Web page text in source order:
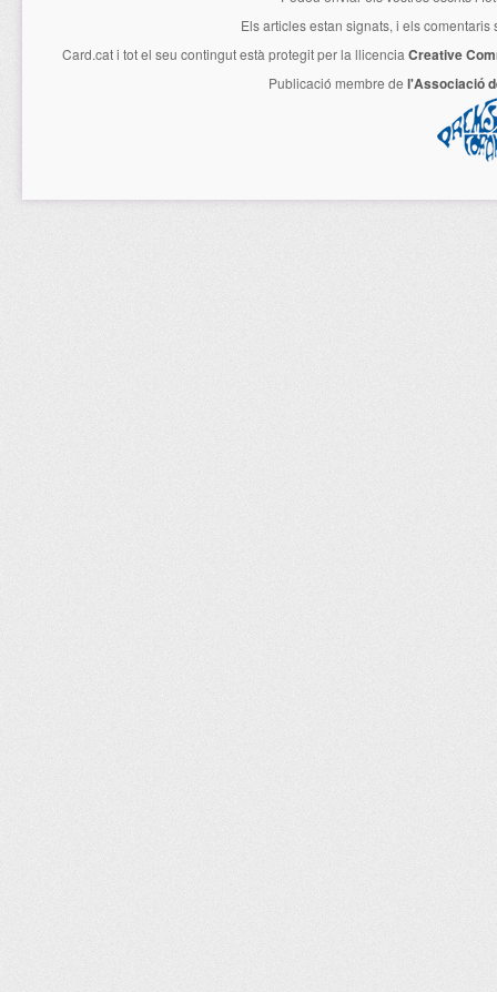
Els articles estan signats, i els
Card.cati tot el seu contingut està protegit per la llicencia Creative
Publicació membre de l'Associació